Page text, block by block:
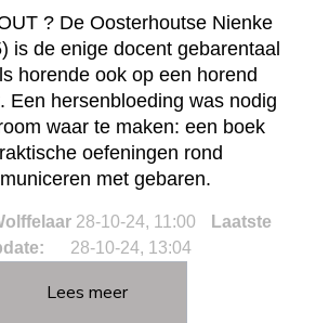
? De Oosterhoutse Nienke
is de enige docent gebarentaal
horende ook op een horend
Een hersenbloeding was nodig
waar te maken: een boek
oefeningen rond
met gebaren.
28-10-24, 11:00
Laatste
28-10-24, 13:04
Lees meer